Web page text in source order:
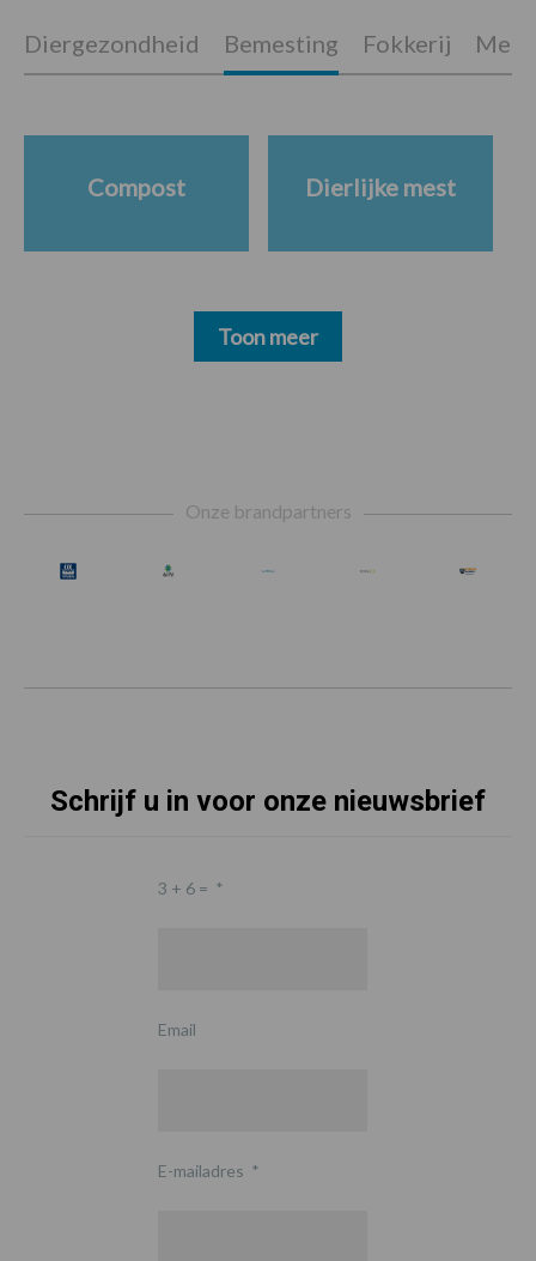
Diergezondheid Bemesting Fokkerij
Compost Dierlijke mest
Toon meer
Onze brandpartners
Schrijf u in voor onze nieuwsbrief
3 + 6 = *
Email
E-mailadres *